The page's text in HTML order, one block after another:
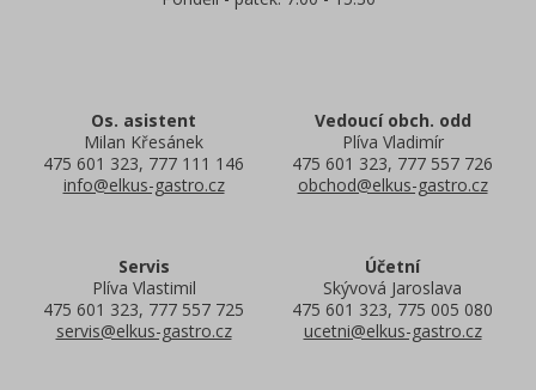
Os. asistent
Milan Křesánek
475 601 323, 777 111 146
info@elkus-gastro.cz
Vedoucí obch. odd
Plíva Vladimír
475 601 323, 777 557 726
obchod@elkus-gastro.cz
Servis
Plíva Vlastimil
475 601 323, 777 557 725
servis@elkus-gastro.cz
Účetní
Skývová Jaroslava
475 601 323, 775 005 080
ucetni@elkus-gastro.cz